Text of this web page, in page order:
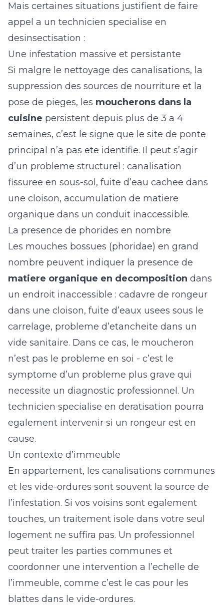
Mais certaines situations justifient de faire
appel a un technicien specialise en
desinsectisation :
Une infestation massive et persistante
Si malgre le nettoyage des canalisations, la
suppression des sources de nourriture et la
pose de pieges, les moucherons dans la
cuisine persistent depuis plus de 3 a 4
semaines, c’est le signe que le site de ponte
principal n’a pas ete identifie. Il peut s’agir
d’un probleme structurel : canalisation
fissuree en sous-sol, fuite d’eau cachee dans
une cloison, accumulation de matiere
organique dans un conduit inaccessible.
La presence de phorides en nombre
Les mouches bossues (phoridae) en grand
nombre peuvent indiquer la presence de
matiere organique en decomposition dans
un endroit inaccessible : cadavre de rongeur
dans une cloison, fuite d’eaux usees sous le
carrelage, probleme d’etancheite dans un
vide sanitaire. Dans ce cas, le moucheron
n’est pas le probleme en soi - c’est le
symptome d’un probleme plus grave qui
necessite un diagnostic professionnel. Un
technicien specialise en deratisation pourra
egalement intervenir si un rongeur est en
cause.
Un contexte d’immeuble
En appartement, les canalisations communes
et les vide-ordures sont souvent la source de
l’infestation. Si vos voisins sont egalement
touches, un traitement isole dans votre seul
logement ne suffira pas. Un professionnel
peut traiter les parties communes et
coordonner une intervention a l’echelle de
l’immeuble, comme c’est le cas pour les
blattes dans le vide-ordures.